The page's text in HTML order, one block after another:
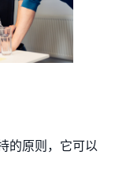
的原则，它可以